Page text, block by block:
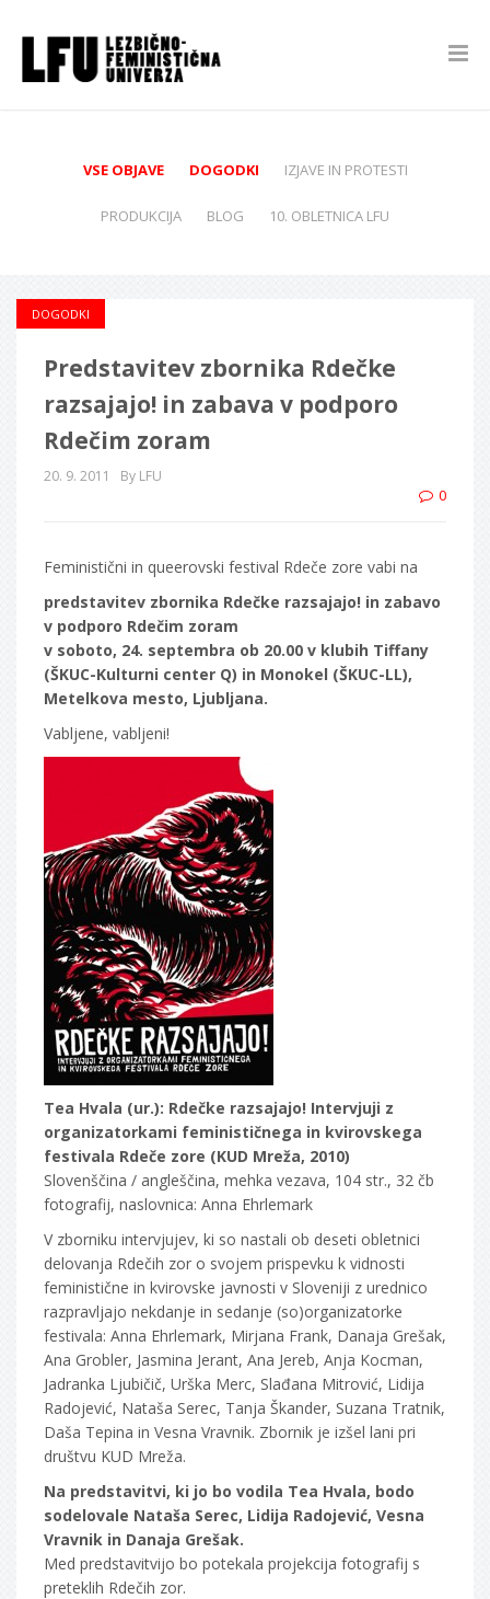
VSE OBJAVE DOGODKI IZJAVE IN PROTESTI
PRODUKCIJA BLOG 10. OBLETNICA LFU
DOGODKI
Predstavitev zbornika Rdečke
razsajajo! in zabava v podporo
Rdečim zoram
20. 9. 2011 By LFU
0
Feministični in queerovski festival Rdeče zore vabi na
predstavitev zbornika Rdečke razsajajo! in zabavo
v podporo Rdečim zoram
v soboto, 24. septembra ob 20.00 v klubih Tiffany
(ŠKUC-Kulturni center Q) in Monokel (ŠKUC-LL),
Metelkova mesto, Ljubljana.
Vabljene, vabljeni!
Tea Hvala (ur.): Rdečke razsajajo! Intervjuji z
organizatorkami feminističnega in kvirovskega
festivala Rdeče zore (KUD Mreža, 2010)
Slovenščina / angleščina, mehka vezava, 104 str., 32 čb
fotografij, naslovnica: Anna Ehrlemark
V zborniku intervjujev, ki so nastali ob deseti obletnici
delovanja Rdečih zor o svojem prispevku k vidnosti
feministične in kvirovske javnosti v Sloveniji z urednico
razpravljajo nekdanje in sedanje (so)organizatorke
festivala: Anna Ehrlemark, Mirjana Frank, Danaja Grešak,
Ana Grobler, Jasmina Jerant, Ana Jereb, Anja Kocman,
Jadranka Ljubičič, Urška Merc, Slađana Mitrović, Lidija
Radojević, Nataša Serec, Tanja Škander, Suzana Tratnik,
Daša Tepina in Vesna Vravnik. Zbornik je izšel lani pri
društvu KUD Mreža.
Na predstavitvi, ki jo bo vodila Tea Hvala, bodo
sodelovale Nataša Serec, Lidija Radojević, Vesna
Vravnik in Danaja Grešak.
Med predstavitvijo bo potekala projekcija fotografij s
preteklih Rdečih zor.